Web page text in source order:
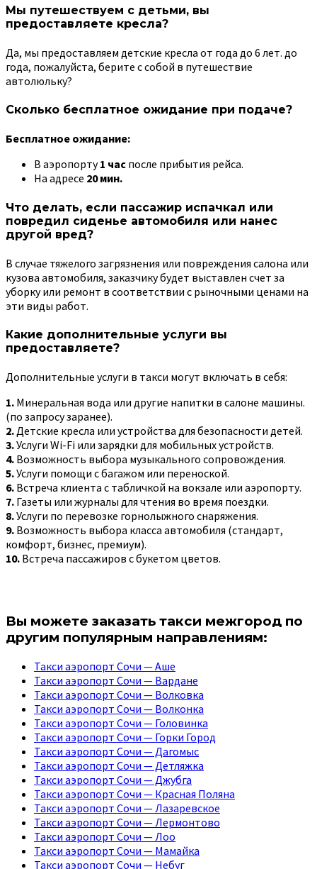
Мы путешествуем с детьми, вы
предоставляете кресла?
Да, мы предоставляем детские кресла от года до 6 лет. до
года, пожалуйста, берите с собой в путешествие
автолюльку?
Сколько бесплатное ожидание при подаче?
Бесплатное ожидание:
В аэропорту1 час после прибытия рейса.
На адресе 20 мин.
Что делать, если пассажир испачкал или
повредил сиденье автомобиля или нанес
другой вред?
В случае тяжелого загрязнения или повреждения салона или
кузова автомобиля, заказчику будет выставлен счет за
уборку или ремонт в соответствии с рыночными ценами на
эти виды работ.
Какие дополнительные услуги вы
предоставляете?
Дополнительные услуги в такси могут включать в себя:
1. Минеральная вода или другие напитки в салоне машины.
(по запросу заранее).
2.Детские кресла или устройства для безопасности детей.
3.Услуги Wi-Fi или зарядки для мобильных устройств.
4. Возможность выбора музыкального сопровождения.
5.Услуги помощи с багажом или переноской.
6. Встреча клиента с табличкой на вокзале или аэропорту.
7. Газеты или журналы для чтения во время поездки.
8.Услуги по перевозке горнолыжного снаряжения.
9. Возможность выбора класса автомобиля (стандарт,
комфорт, бизнес, премиум).
10. Встреча пассажиров с букетом цветов.
Вы можете заказать такси межгород по
другим популярным направлениям:
Такси аэропорт Сочи — Аше
Такси аэропорт Сочи — Вардане
Такси аэропорт Сочи — Волковка
Такси аэропорт Сочи — Волконка
Такси аэропорт Сочи — Головинка
Такси аэропорт Сочи — Горки Город
Такси аэропорт Сочи — Дагомыс
Такси аэропорт Сочи — Детляжка
Такси аэропорт Сочи — Джубга
Такси аэропорт Сочи — Красная Поляна
Такси аэропорт Сочи — Лазаревское
Такси аэропорт Сочи — Лермонтово
Такси аэропорт Сочи — Лоо
Такси аэропорт Сочи — Мамайка
Такси аэропорт Сочи — Небуг